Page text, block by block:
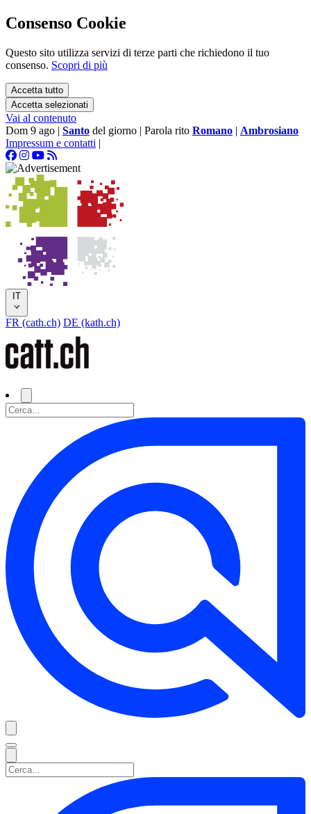
Consenso Cookie
Questo sito utilizza servizi di terze parti che richiedono il tuo
consenso. Scopri di più
Accetta tutto
Accetta selezionati
Vai al contenuto
Dom 9 ago | Santo del giorno | Parola rito Romano | Ambrosiano
Impressum e contatti |
IT
FR (cath.ch) DE (kath.ch)